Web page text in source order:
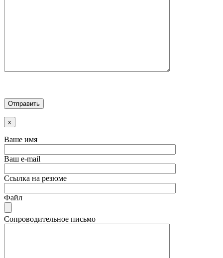
x
Ваше имя
Ваш e-mail
Ссылка на резюме
Файл
Сопроводительное письмо